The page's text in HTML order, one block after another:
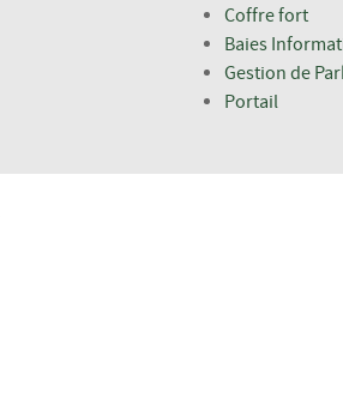
Coffre fort
Baies
Gestion de
Portail